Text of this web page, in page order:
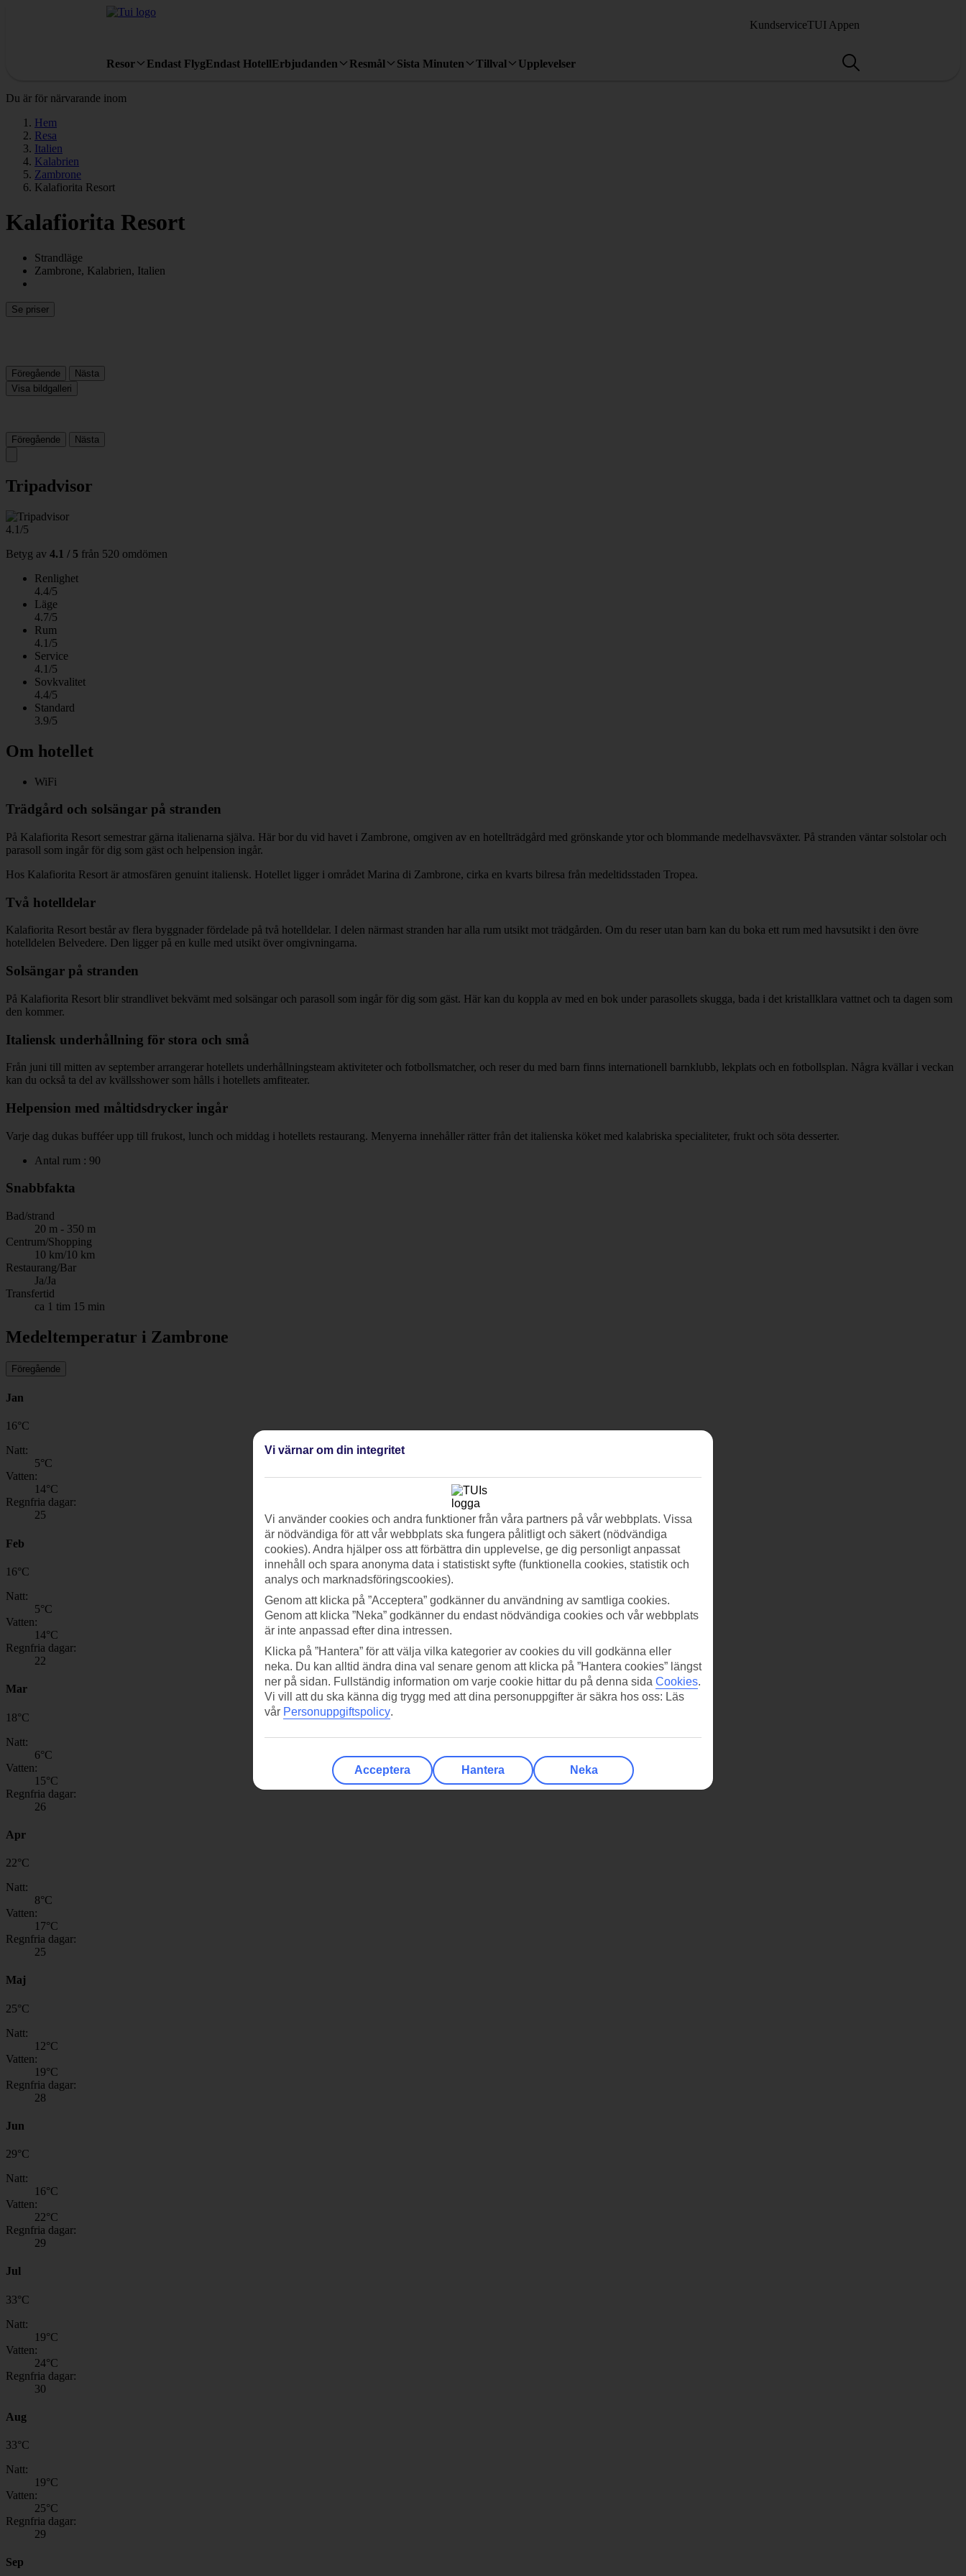
KundserviceTUI Appen
Resor Endast FlygEndast HotellErbjudanden Resmål Sista Minuten Tillval Upplevelser
Du är för närvarande inom
Hem
Resa
Italien
Kalabrien
Zambrone
Kalafiorita Resort
Kalafiorita Resort
Strandläge
Zambrone, Kalabrien, Italien
Se priser
Föregående
Nästa
Visa bildgalleri
Föregående Nästa
Tripadvisor
4.1/5
Betyg av 4.1 / 5 från 520 omdömen
Renlighet
4.4/5
Läge
4.7/5
Rum
4.1/5
Service
4.1/5
Sovkvalitet
4.4/5
Standard
3.9/5
Om hotellet
WiFi
Trädgård och solsängar på stranden
På Kalafiorita Resort semestrar gärna italienarna själva. Här bor du vid havet i Zambrone, omgiven av en hotellträdgård med grönskande ytor och blommande medelhavsväxter. På stranden väntar solstolar och
parasoll som ingår för dig som gäst och helpension ingår.
Hos Kalafiorita Resort är atmosfären genuint italiensk. Hotellet ligger i området Marina di Zambrone, cirka en kvarts bilresa från medeltidsstaden Tropea.
Två hotelldelar
Kalafiorita Resort består av flera byggnader fördelade på två hotelldelar. I delen närmast stranden har alla rum utsikt mot trädgården. Om du reser utan barn kan du boka ett rum med havsutsikt i den övre
hotelldelen Belvedere. Den ligger på en kulle med utsikt över omgivningarna.
Solsängar på stranden
På Kalafiorita Resort blir strandlivet bekvämt med solsängar och parasoll som ingår för dig som gäst. Här kan du koppla av med en bok under parasollets skugga, bada i det kristallklara vattnet och ta dagen som
den kommer.
Italiensk underhållning för stora och små
Från juni till mitten av september arrangerar hotellets underhållningsteam aktiviteter och fotbollsmatcher, och reser du med barn finns internationell barnklubb, lekplats och en fotbollsplan. Några kvällar i veckan
kan du också ta del av kvällsshower som hålls i hotellets amfiteater.
Helpension med måltidsdrycker ingår
Varje dag dukas bufféer upp till frukost, lunch och middag i hotellets restaurang. Menyerna innehåller rätter från det italienska köket med kalabriska specialiteter, frukt och söta desserter.
Antal rum : 90
Snabbfakta
Bad/strand
20 m - 350 m
Centrum/Shopping
10 km/10 km
Restaurang/Bar
Ja/Ja
Transfertid
ca 1 tim 15 min
Medeltemperatur i Zambrone
Föregående
Jan
16°C
Natt:
5°C
Vatten:
14°C
Regnfria dagar:
25
Feb
16°C
Natt:
5°C
Vatten:
14°C
Regnfria dagar:
22
Mar
18°C
Natt:
6°C
Vatten:
15°C
Regnfria dagar:
26
Apr
22°C
Natt:
8°C
Vatten:
17°C
Regnfria dagar:
25
Maj
25°C
Natt:
12°C
Vatten:
19°C
Regnfria dagar:
28
Jun
29°C
Natt:
16°C
Vatten:
22°C
Regnfria dagar:
29
Jul
33°C
Natt:
19°C
Vatten:
24°C
Regnfria dagar:
30
Aug
33°C
Natt:
19°C
Vatten:
25°C
Regnfria dagar:
29
Sep
Vi värnar om din integritet
Vi använder cookies och andra funktioner från våra partners på vår webbplats. Vissa
är nödvändiga för att vår webbplats ska fungera pålitligt och säkert (nödvändiga
cookies). Andra hjälper oss att förbättra din upplevelse, ge dig personligt anpassat
innehåll och spara anonyma data i statistiskt syfte (funktionella cookies, statistik och
analys och marknadsföringscookies).
Genom att klicka på ”Acceptera” godkänner du användning av samtliga cookies.
Genom att klicka ”Neka” godkänner du endast nödvändiga cookies och vår webbplats
är inte anpassad efter dina intressen.
Klicka på ”Hantera” för att välja vilka kategorier av cookies du vill godkänna eller
neka. Du kan alltid ändra dina val senare genom att klicka på ”Hantera cookies” längst
ner på sidan. Fullständig information om varje cookie hittar du på denna sida Cookies.
Vi vill att du ska känna dig trygg med att dina personuppgifter är säkra hos oss: Läs
vår Personuppgiftspolicy.
Acceptera Hantera Neka